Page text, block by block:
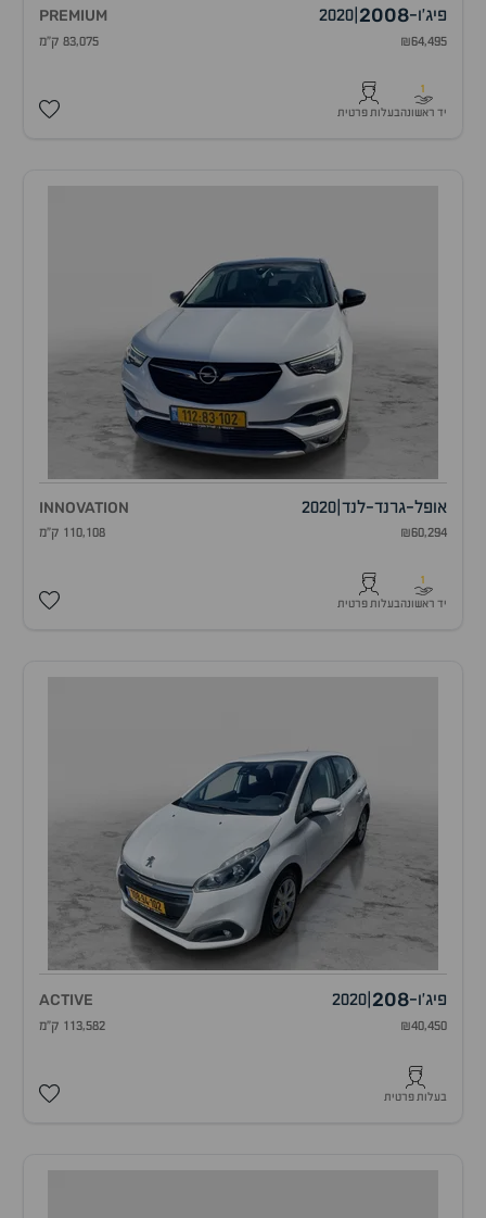
פיג'ו-
2008
2020
PREMIUM
₪64,495 83,075 ק"מ
1
יד ראשונהבעלות פרטית
אופל-גרנד-לנד 2020
INNOVATION
₪60,294 110,108 ק"מ
1
יד ראשונהבעלות פרטית
פיג'ו-
208
2020
ACTIVE
₪40,450 113,582 ק"מ
בעלות פרטית